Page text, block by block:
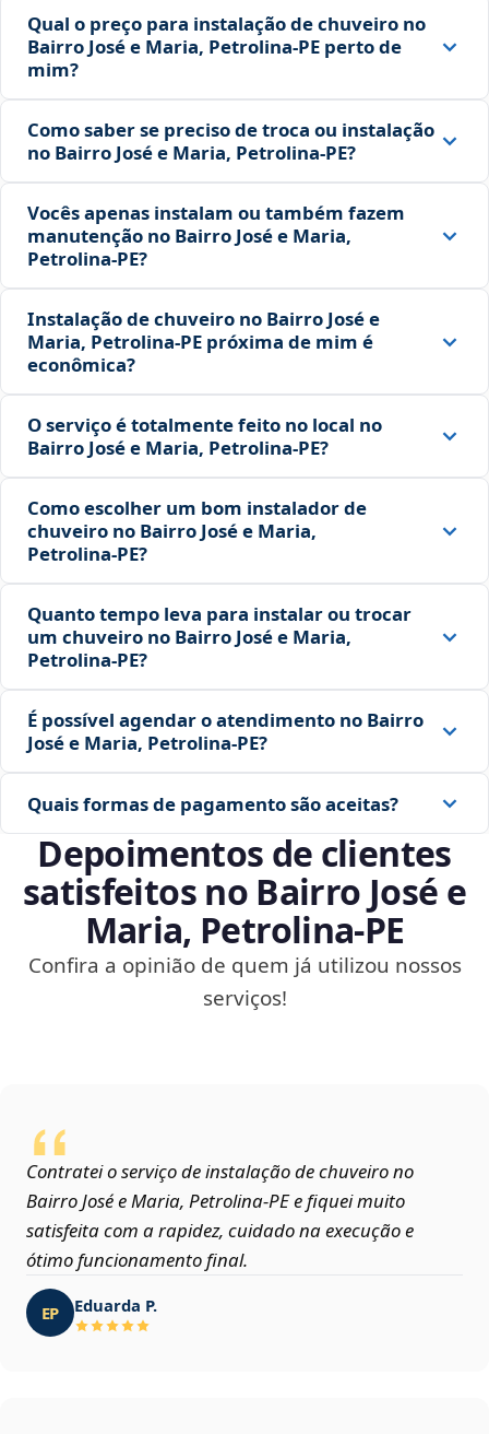
Qual o preço para instalação de chuveiro no
Bairro José e Maria, Petrolina‑PE perto de
mim?
Como saber se preciso de troca ou instalação
no Bairro José e Maria, Petrolina‑PE?
Vocês apenas instalam ou também fazem
manutenção no Bairro José e Maria,
Petrolina‑PE?
Instalação de chuveiro no Bairro José e
Maria, Petrolina‑PE próxima de mim é
econômica?
O serviço é totalmente feito no local no
Bairro José e Maria, Petrolina‑PE?
Como escolher um bom instalador de
chuveiro no Bairro José e Maria,
Petrolina‑PE?
Quanto tempo leva para instalar ou trocar
um chuveiro no Bairro José e Maria,
Petrolina‑PE?
É possível agendar o atendimento no Bairro
José e Maria, Petrolina‑PE?
Quais formas de pagamento são aceitas?
Depoimentos de clientes
satisfeitos no Bairro José e
Maria, Petrolina‑PE
Confira a opinião de quem já utilizou nossos
serviços!
Contratei o serviço de instalação de chuveiro no
Bairro José e Maria, Petrolina‑PE e fiquei muito
satisfeita com a rapidez, cuidado na execução e
ótimo funcionamento final.
EP Eduarda P.